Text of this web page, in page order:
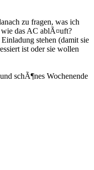
zu fragen, was ich
das AC ablÃ¤uft?
stehen (damit sie
ist oder sie wollen
schÃ¶nes Wochenende